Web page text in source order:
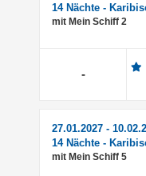
14 Nächte -
mit Mein Schiff 2
-
27.01.2027 -
14 Nächte -
mit Mein Schiff 5